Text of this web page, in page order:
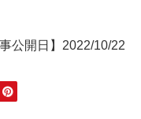
事公開日】2022/10/22